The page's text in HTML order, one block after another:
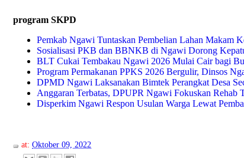
program SKPD
Pemkab Ngawi Tuntaskan Pembelian Lahan Makam
Sosialisasi PKB dan BBNKB di Ngawi Dorong
BLT Cukai Tembakau Ngawi 2026 Mulai Cair bagi
Program Permakanan PPKS 2026 Bergulir, Dinsos
DPMD Ngawi Laksanakan Bimtek Perangkat Desa
Anggaran Terbatas, DPUPR Ngawi Fokuskan
Disperkim Ngawi Respon Usulan Warga Lewat
at: Oktober 09, 2022